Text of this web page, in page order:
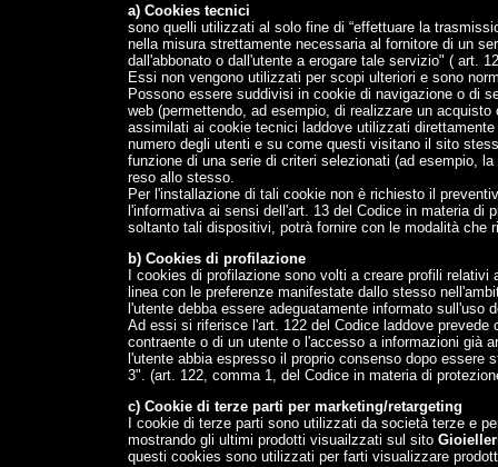
a) Cookies tecnici
sono quelli utilizzati al solo fine di “effettuare la
nella misura strettamente necessaria al fornitore di un
dall'abbonato o dall'utente a erogare tale servizio" ( art.
Essi non vengono utilizzati per scopi ulteriori e sono
Possono essere suddivisi in cookie di navigazione o di
web (permettendo, ad esempio, di realizzare un
assimilati ai cookie tecnici laddove utilizzati
numero degli utenti e su come questi visitano il sito
funzione di una serie di criteri selezionati (ad esempio,
reso allo stesso.
Per l'installazione di tali cookie non è richiesto il
l'informativa ai sensi dell'art. 13 del Codice in materia di
soltanto tali dispositivi, potrà fornire con le modalità che
b) Cookies di profilazione
I cookies di profilazione sono volti a creare profili
linea con le preferenze manifestate dallo stesso
l'utente debba essere adeguatamente informato
Ad essi si riferisce l'art. 122 del Codice laddove
contraente o di un utente o l'accesso a informazioni già
l'utente abbia espresso il proprio consenso dopo
3". (art. 122, comma 1, del Codice in materia di
c) Cookie di terze parti per marketing/retargeting
I cookie di terze parti sono utilizzati da società terze e
mostrando gli ultimi prodotti visuailzzati sul sito
questi cookies sono utilizzati per farti visualizzare